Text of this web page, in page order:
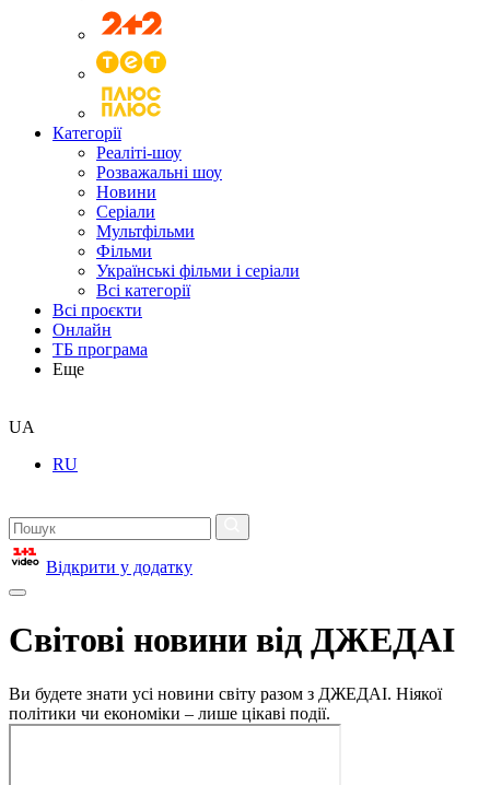
Категорії
Реаліті-шоу
Розважальні шоу
Новини
Серіали
Мультфільми
Фільми
Українські фільми і серіали
Всі категорії
Всі проєкти
Онлайн
ТБ програма
Еще
UA
RU
Відкрити у додатку
Світові новини від ДЖЕДАІ
Ви будете знати усі новини світу разом з ДЖЕДАІ. Ніякої
політики чи економіки – лише цікаві події.